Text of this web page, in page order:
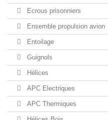
Ecrous prisonniers
Ensemble propulsion avion
Entoilage
Guignols
Hélices
APC Electriques
APC Thermiques